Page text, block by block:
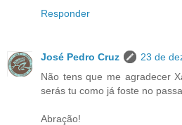
Responder
José Pedro Cruz
23 de
Não tens que me agradecer
serás tu como já foste no
Abração!